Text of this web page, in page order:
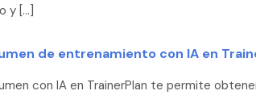
y […]
de entrenamiento con IA en
con IA en TrainerPlan te permite